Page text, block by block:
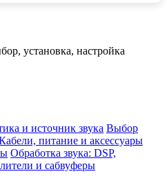
установка, настройка
и источник звука Выбор
питание и аксессуары
Обработка звука: DSP,
и сабвуферы